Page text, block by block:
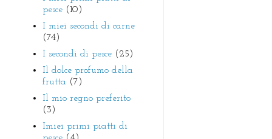
pesce (10)
I miei secondi di carne
(74)
I secondi di pesce (25)
Il dolce profumo della
frutta (7)
Il mio regno preferito
(3)
Imiei primi piatti di